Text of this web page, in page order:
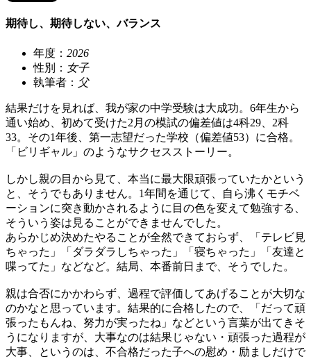
期待し、期待しない、バランス
年度： 2026
性別： 女子
執筆者： 父
結果だけを見れば、我が家の中学受験は大成功。6年生から
通い始め、初めて受けた2月の模試の偏差値は4科29、2科
33。その1年後、第一志望だった学校（偏差値53）に合格。
「ビリギャル」のようなサクセスストーリー。
しかし親の目から見て、本当に最大限頑張っていたかという
と、そうでもありません。1年間を通じて、自ら沸くモチベ
ーションに突き動かされるように目の色を変えて勉強する、
そういう姿は見ることができませんでした。
あらかじめ決めたやることが全然できておらず、「テレビ見
ちゃった」「ダラダラしちゃった」「寝ちゃった」「友達と
喋ってた」などなど。結局、本番前日まで、そうでした。
親は合否にかかわらず、過程で評価してあげることが大切な
のかなと思っています。結果的に合格したので、「だって頑
張ったもんね、努力が実ったね」などという言葉が出てきそ
うになりますが、大事なのは結果じゃない・頑張った過程が
大事、というのは、不合格だった子への慰め・励ましだけで